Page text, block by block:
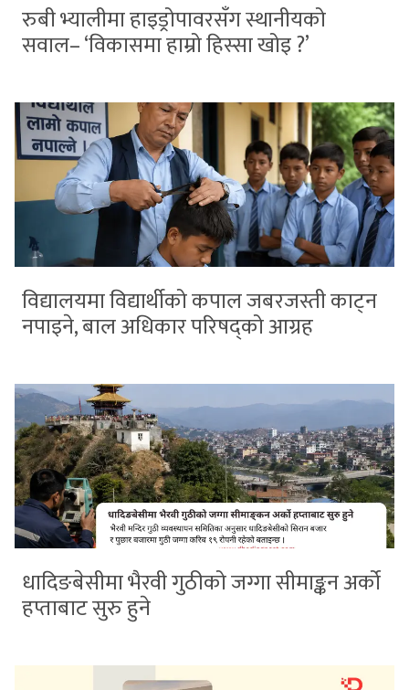
रुबी भ्यालीमा हाइड्रोपावरसँग स्थानीयको
सवाल– ‘विकासमा हाम्रो हिस्सा खोइ ?’
विद्यालयमा विद्यार्थीको कपाल जबरजस्ती काट्न
नपाइने, बाल अधिकार परिषद्को आग्रह
धादिङबेसीमा भैरवी गुठीको जग्गा सीमाङ्कन अर्को
हप्ताबाट सुरु हुने